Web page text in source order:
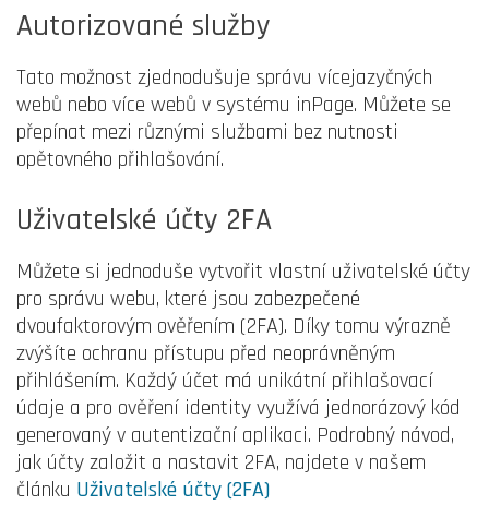
Autorizované služby
Tato možnost zjednodušuje správu vícejazyčných
webů nebo více webů v systému inPage. Můžete se
přepínat mezi různými službami bez nutnosti
opětovného přihlašování.
Uživatelské účty 2FA
Můžete si jednoduše vytvořit vlastní uživatelské účty
pro správu webu, které jsou zabezpečené
dvoufaktorovým ověřením (2FA). Díky tomu výrazně
zvýšíte ochranu přístupu před neoprávněným
přihlášením. Každý účet má unikátní přihlašovací
údaje a pro ověření identity využívá jednorázový kód
generovaný v autentizační aplikaci. Podrobný návod,
jak účty založit a nastavit 2FA, najdete v našem
článku Uživatelské účty (2FA)